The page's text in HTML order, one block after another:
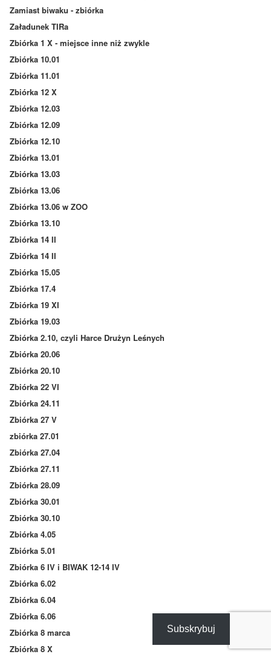
Zamiast biwaku - zbiórka
Załadunek TIRa
Zbiórka 1 X - miejsce inne niż zwykle
Zbiórka 10.01
Zbiórka 11.01
Zbiórka 12 X
Zbiórka 12.03
Zbiórka 12.09
Zbiórka 12.10
Zbiórka 13.01
Zbiórka 13.03
Zbiórka 13.06
Zbiórka 13.06 w ZOO
Zbiórka 13.10
Zbiórka 14 II
Zbiórka 14 II
Zbiórka 15.05
Zbiórka 17.4
Zbiórka 19 XI
Zbiórka 19.03
Zbiórka 2.10, czyli Harce Drużyn Leśnych
Zbiórka 20.06
Zbiórka 20.10
Zbiórka 22 VI
Zbiórka 24.11
Zbiórka 27 V
zbiórka 27.01
Zbiórka 27.04
Zbiórka 27.11
Zbiórka 28.09
Zbiórka 30.01
Zbiórka 30.10
Zbiórka 4.05
Zbiórka 5.01
Zbiórka 6 IV i BIWAK 12-14 IV
Zbiórka 6.02
Zbiórka 6.04
Zbiórka 6.06
Zbiórka 8 marca
Zbiórka 8 X
Subskrybuj